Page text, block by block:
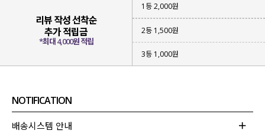
리뷰 작성 선착순
추가 적립금
*최대 4,000원 적립
1등 2,000원
2등 1,500원
3등 1,000원
NOTIFICATION
배송시스템 안내